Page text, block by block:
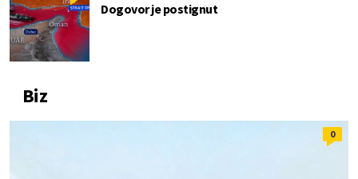
Dogovor je postignut
Biz
0